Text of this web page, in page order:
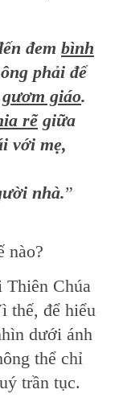
đem bình
phải để
gươm giáo.
rẽgiữa
với mẹ,
nhà.”
nào?
Chúa
thế, để hiểu
dưới ánh
thể chỉ
trần tục.